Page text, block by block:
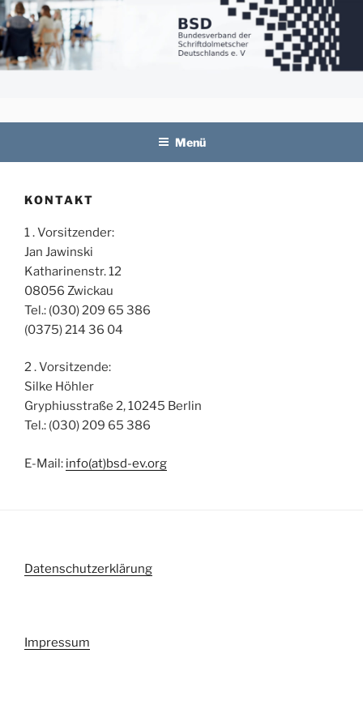
Zum
Inhalt
springen
BSD
Bundesverband der Schriftdolmetscher
Menü
KONTAKT
1 . Vorsitzender:
Jan Jawinski
Katharinenstr. 12
08056 Zwickau
Tel.: (030) 209 65 386
(0375) 214 36 04
2 . Vorsitzende:
Silke Höhler
Gryphiusstraße 2, 10245 Berlin
Tel.: (030) 209 65 386
E-Mail: info(at)bsd-ev.org
Datenschutzerklärung
Impressum